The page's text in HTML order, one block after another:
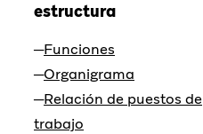
estructura
Funciones
Organigrama
Relación de puestos de
trabajo